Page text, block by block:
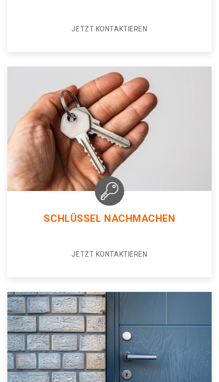
JETZT KONTAKTIEREN
SCHLÜSSEL NACHMACHEN
JETZT KONTAKTIEREN